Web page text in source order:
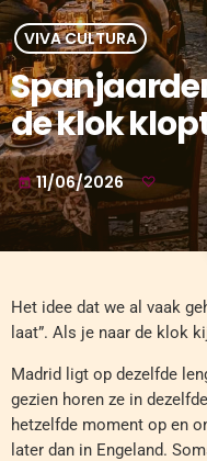
VIVA CULTURA
de klok
today 11/06/2026
Het idee dat we al vaak
laat”. Als je naar de klok
Madrid ligt op dezelfde
gezien horen ze in
hetzelfde moment op en
later dan in Engeland.